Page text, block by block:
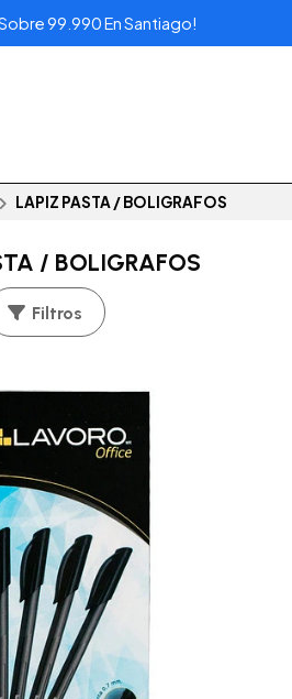
99.990 En Santiago!
LAPIZ PASTA / BOLIGRAFOS
/ BOLIGRAFOS
Filtros